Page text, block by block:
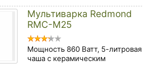
Мультиварка Redmond
RMC-M25
Мощность 860 Ватт, 5-литровая
чаша с керамическим